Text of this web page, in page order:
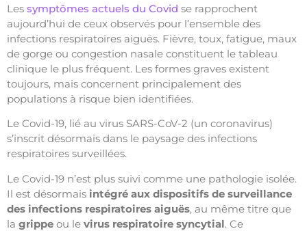
Les symptômes actuels du Covid se rapprochent
aujourd’hui de ceux observés pour l’ensemble des
infections respiratoires aiguës. Fièvre, toux, fatigue, maux
de gorge ou congestion nasale constituent le tableau
clinique le plus fréquent. Les formes graves existent
toujours, mais concernent principalement des
populations à risque bien identifiées.
Le Covid-19, lié au virus SARS-CoV-2 (un coronavirus)
s’inscrit désormais dans le paysage des infections
respiratoires surveillées.
Le Covid-19 n’est plus suivi comme une pathologie isolée.
Il est désormais intégré aux dispositifs de surveillance
des infections respiratoires aiguës, au même titre que
la grippe ou le virus respiratoire syncytial. Ce